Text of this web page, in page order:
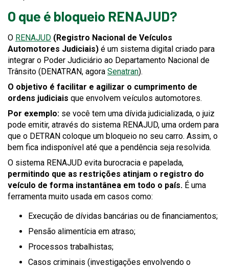
O que é bloqueio RENAJUD?
O This
link
will
trigger
popup
message.
RENAJUDThis
link
will
trigger
a
popup
message.
(Registro Nacional de Veículos
Automotores Judiciais) é um sistema digital criado para
integrar o Poder Judiciário ao Departamento Nacional de
Trânsito (DENATRAN, agora This
link
a
popup
message.
SenatranThis
will
a
popup
message.
).
O objetivo é facilitar e agilizar o cumprimento de
ordens judiciais que envolvem veículos automotores.
Por exemplo: se você tem uma dívida judicializada, o juiz
pode emitir, através do sistema RENAJUD, uma ordem para
que o DETRAN coloque um bloqueio no seu carro. Assim, o
bem fica indisponível até que a pendência seja resolvida.
O sistema RENAJUD evita burocracia e papelada,
permitindo que as restrições atinjam o registro do
veículo de forma instantânea em todo o país. É uma
ferramenta muito usada em casos como:
Execução de dívidas bancárias ou de financiamentos;
Pensão alimentícia em atraso;
Processos trabalhistas;
Casos criminais (investigações envolvendo o